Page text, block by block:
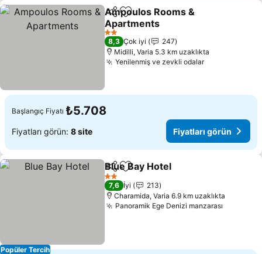
PaylaşFavorilerime ekle
Ampoulos Rooms &
Apartments
Fiyatları görün
2 Yıldız
8,3 Çok iyi
247
Midilli, Varia 5.3 km uzaklıkta
Yenilenmiş ve zevkli odalarFiyatları
Başlangıç Fiyatı ₺5.708
Fiyatları görün: 8 site Fiyatları görün
Popüler Tercih
PaylaşFavorilerime ekle
Blue Bay Hotel
2 Yıldız
7,6 İyi
213
Charamida, Varia 6.9 km uzaklıkta
Panoramik Ege Denizi manzarası